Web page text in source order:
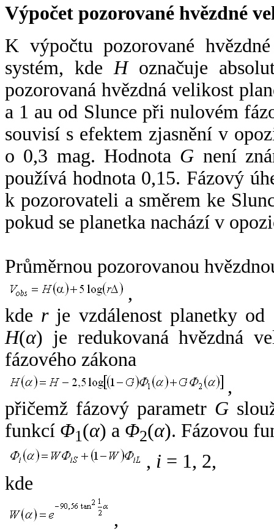
Výpočet pozorované hvězdné
K výpočtu pozorované
systém, kde Hoznačuje
pozorovaná hvězdná velikost
a 1 au od Slunce při nulovém
souvisí s efektem zjasnění v
o 0,3 mag. Hodnota G není
používá hodnota 0,15. Fázový
k pozorovateli a směrem ke
pokud se planetka nachází v
Průměrnou pozorovanou
,
kde rje vzdálenost planetky od
H(α) je redukovaná hvězdná
fázového zákona
,
přičemž fázový parametr G
funkcí Φ1(α) a Φ2(α). Fázovou
, i = 1, 2,
kde
,